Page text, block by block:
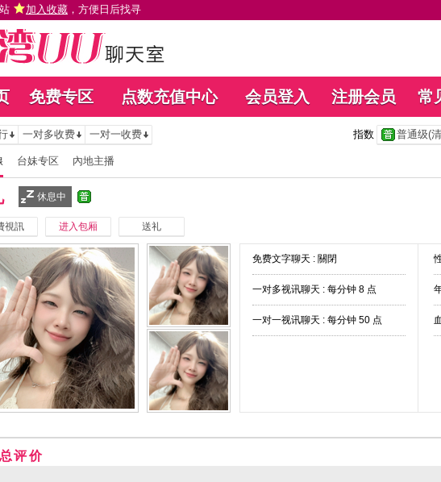
加入收藏 ，方便日后找寻
免费专区 点数充值中心 会员登入 注册会员 常
一对多收费 一对一收费 指数 普通级(
台妹专区 內地主播
休息中
視訊 进入包厢 送礼
免费文字聊天 : 關閉
一对多视讯聊天 : 每分钟 8 点
一对一视讯聊天 : 每分钟 50 点
评价